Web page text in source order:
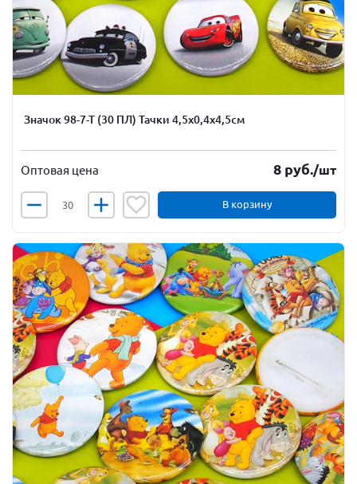
Значок 98-7-Т (30 ПЛ) Тачки 4,5х0,4х4,5см
Оптовая цена 8 руб./шт
В корзину